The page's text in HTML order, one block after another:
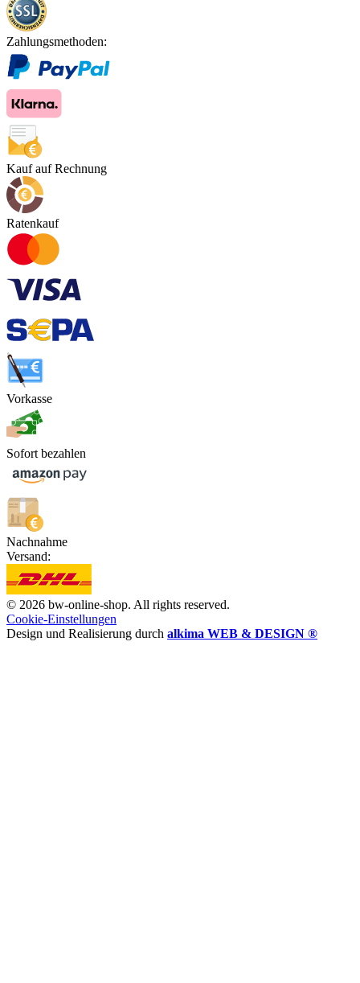
Zahlungsmethoden:
Kauf auf Rechnung
Ratenkauf
Vorkasse
Sofort bezahlen
Nachnahme
Versand:
© 2026 bw-online-shop. All rights reserved.
Cookie-Einstellungen
Design und Realisierung durch alkima WEB & DESIGN ®